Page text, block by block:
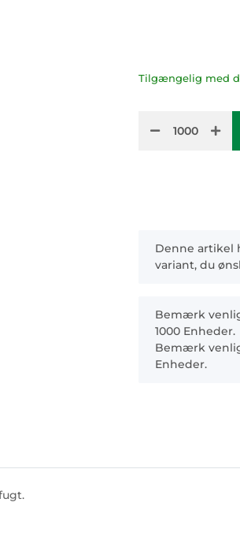
Tilgængelig med
x
Denne artikel
variant, du
x
Bemærk
1000 Enheder.
Bemærk
Enheder.